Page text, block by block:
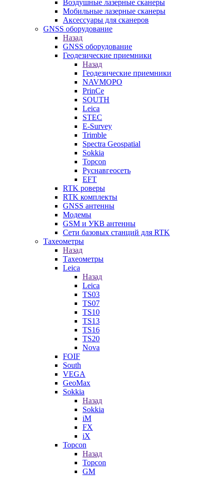
Воздушные лазерные сканеры
Мобильные лазерные сканеры
Аксессуары для сканеров
GNSS оборудование
Назад
GNSS оборудование
Геодезические приемники
Назад
Геодезические приемники
NAVMOPO
PrinCe
SOUTH
Leica
STEC
E-Survey
Trimble
Spectra Geospatial
Sokkia
Topcon
Руснавгеосеть
EFT
RTK роверы
RTK комплекты
GNSS антенны
Модемы
GSM и УКВ антенны
Сети базовых станций для RTK
Тахеометры
Назад
Тахеометры
Leica
Назад
Leica
TS03
TS07
TS10
TS13
TS16
TS20
Nova
FOIF
South
VEGA
GeoMax
Sokkia
Назад
Sokkia
iM
FX
iX
Topcon
Назад
Topcon
GM